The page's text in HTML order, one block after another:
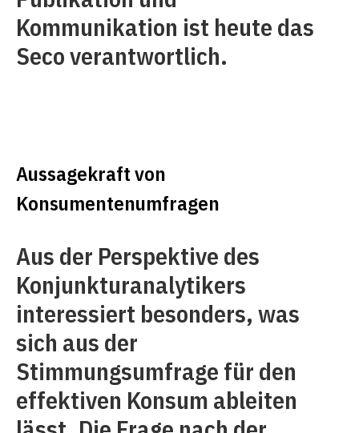
Kommunikation ist heute das
Seco verantwortlich.
Aussagekraft von
Konsumentenumfragen
Aus der Perspektive des
Konjunkturanalytikers
interessiert besonders, was
sich aus der
Stimmungsumfrage für den
effektiven Konsum ableiten